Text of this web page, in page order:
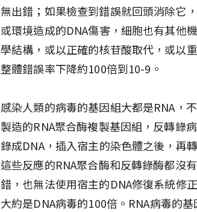
無出錯；如果檢查到錯誤就回頭消除它
或環境造成的DNA傷害，細胞也有其他
學結構，或以正確的核苷酸取代，或以
整體錯誤率下降約100倍到10-9。
感染人類的病毒的基因組大都是RNA，
製造的RNA聚合酶複製基因組，反轉錄
錄成DNA，插入宿主的染色體之後，再
這些反應的RNA聚合酶和反轉錄酶都沒
錯，也無法使用宿主的DNA修復系統修
大約是DNA病毒的100倍。RNA病毒的